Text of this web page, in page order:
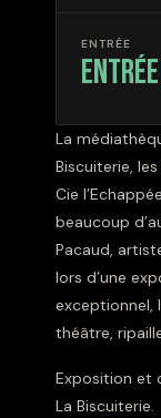
La
Biscuiterie,
Cie
beaucoup
Pacaud,
lors d’une
exceptionnel,
théâtre,
Exposition et
La Biscuiterie.
ENTRÉE